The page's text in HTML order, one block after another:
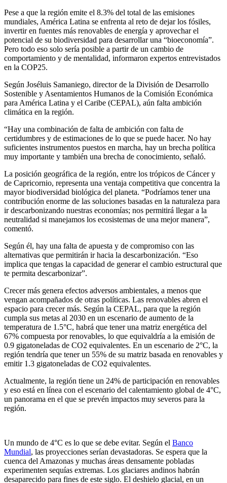
Pese a que la región emite el 8.3% del total de las emisiones
mundiales, América Latina se enfrenta al reto de dejar los fósiles,
invertir en fuentes más renovables de energía y aprovechar el
potencial de su biodiversidad para desarrollar una “bioeconomía”.
Pero todo eso solo sería posible a partir de un cambio de
comportamiento y de mentalidad, informaron expertos entrevistados
en la COP25.
Según Joséluis Samaniego, director de la División de Desarrollo
Sostenible y Asentamientos Humanos de la Comisión Económica
para América Latina y el Caribe (CEPAL), aún falta ambición
climática en la región.
“Hay una combinación de falta de ambición con falta de
certidumbres y de estimaciones de lo que se puede hacer. No hay
suficientes instrumentos puestos en marcha, hay un brecha política
muy importante y también una brecha de conocimiento, señaló.
La posición geográfica de la región, entre los trópicos de Cáncer y
de Capricornio, representa una ventaja competitiva que concentra la
mayor biodiversidad biológica del planeta. “Podríamos tener una
contribución enorme de las soluciones basadas en la naturaleza para
ir descarbonizando nuestras economías; nos permitirá llegar a la
neutralidad si manejamos los ecosistemas de una mejor manera”,
comentó.
Según él, hay una falta de apuesta y de compromiso con las
alternativas que permitirán ir hacia la descarbonización. “Eso
implica que tengas la capacidad de generar el cambio estructural que
te permita descarbonizar”.
Crecer más genera efectos adversos ambientales, a menos que
vengan acompañados de otras políticas. Las renovables abren el
espacio para crecer más. Según la CEPAL, para que la región
cumpla sus metas al 2030 en un escenario de aumento de la
temperatura de 1.5°C, habrá que tener una matriz energética del
67% compuesta por renovables, lo que equivaldría a la emisión de
0.9 gigatoneladas de CO2 equivalentes. En un escenario de 2°C, la
región tendría que tener un 55% de su matriz basada en renovables y
emitir 1.3 gigatoneladas de CO2 equivalentes.
Actualmente, la región tiene un 24% de participación en renovables
y eso está en línea con el escenario del calentamiento global de 4°C,
un panorama en el que se prevén impactos muy severos para la
región.
Un mundo de 4°C es lo que se debe evitar. Según el Banco
Mundial, las proyecciones serían devastadoras. Se espera que la
cuenca del Amazonas y muchas áreas densamente pobladas
experimenten sequías extremas. Los glaciares andinos habrán
desaparecido para fines de este siglo. El deshielo glacial, en un